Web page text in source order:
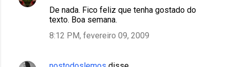
De nada. Fico feliz que tenha gostado do
texto. Boa semana.
8:12 PM, fevereiro 09, 2009